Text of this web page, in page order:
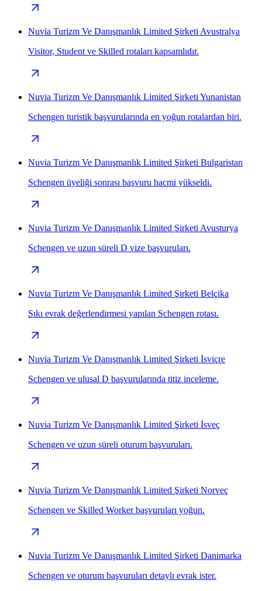
Nuvia Turizm Ve Danışmanlık Limited Şirketi Avustralya
Visitor, Student ve Skilled rotaları kapsamlıdır.
Nuvia Turizm Ve Danışmanlık Limited Şirketi Yunanistan
Schengen turistik başvurularında en yoğun rotalardan biri.
Nuvia Turizm Ve Danışmanlık Limited Şirketi Bulgaristan
Schengen üyeliği sonrası başvuru hacmi yükseldi.
Nuvia Turizm Ve Danışmanlık Limited Şirketi Avusturya
Schengen ve uzun süreli D vize başvuruları.
Nuvia Turizm Ve Danışmanlık Limited Şirketi Belçika
Sıkı evrak değerlendirmesi yapılan Schengen rotası.
Nuvia Turizm Ve Danışmanlık Limited Şirketi İsviçre
Schengen ve ulusal D başvurularında titiz inceleme.
Nuvia Turizm Ve Danışmanlık Limited Şirketi İsveç
Schengen ve uzun süreli oturum başvuruları.
Nuvia Turizm Ve Danışmanlık Limited Şirketi Norveç
Schengen ve Skilled Worker başvuruları yoğun.
Nuvia Turizm Ve Danışmanlık Limited Şirketi Danimarka
Schengen ve oturum başvuruları detaylı evrak ister.